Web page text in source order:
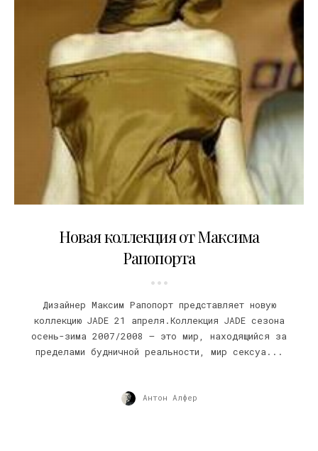
Новая коллекция от Максима
Рапопорта
Дизайнер Максим Рапопорт представляет новую
коллекцию JADE 21 апреля.Коллекция JADE сезона
осень-зима 2007/2008 – это мир, находящийся за
пределами будничной реальности, мир сексуа...
Антон Алфер